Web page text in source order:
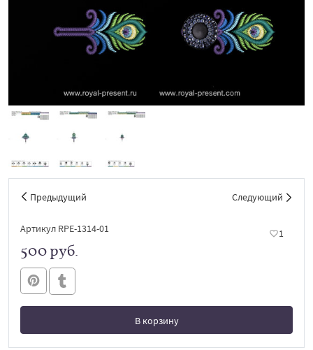
Предыдущий Следующий
Артикул RPE-1314-01 1
500 руб.
В корзину